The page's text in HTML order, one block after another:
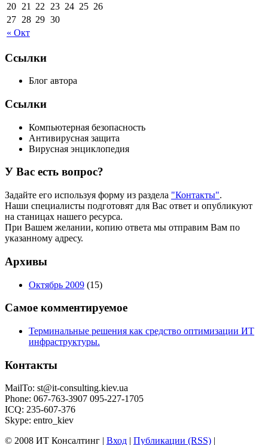
« Окт
20 21 22 23 24 25 26
27 28 29 30
Ссылки
Блог автора
Ссылки
Компьютерная безопасность
Антивирусная защита
Вирусная энциклопедия
У Вас есть вопрос?
Задайте его используя форму из раздела "Контакты".
Наши специалисты подготовят для Вас ответ и опубликуют
на станицах нашего ресурса.
При Вашем желании, копию ответа мы отправим Вам по
указанному адресу.
Архивы
Октябрь 2009 (15)
Самое комментируемое
Терминальные решения как средство оптимизации ИТ
инфраструктуры.
Контакты
MailTo: st@it-consulting.kiev.ua
Phone: 067-763-3907 095-227-1705
ICQ: 235-607-376
Skype: entro_kiev
© 2008 ИТ Консалтинг | Вход Публикации (RSS)